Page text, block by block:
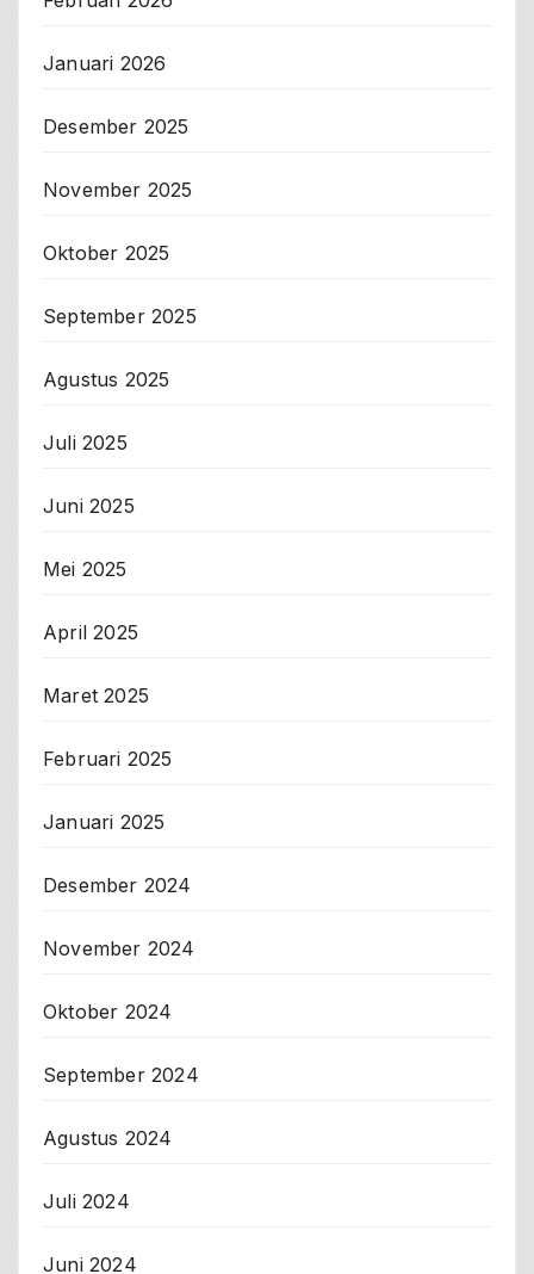
Januari 2026
Desember 2025
November 2025
Oktober 2025
September 2025
Agustus 2025
Juli 2025
Juni 2025
Mei 2025
April 2025
Maret 2025
Februari 2025
Januari 2025
Desember 2024
November 2024
Oktober 2024
September 2024
Agustus 2024
Juli 2024
Juni 2024